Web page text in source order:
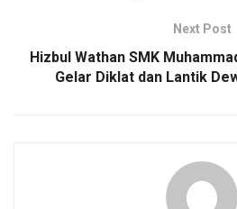
Next Post
Hizbul Wathan SMK
Gelar Diklat dan Lantik